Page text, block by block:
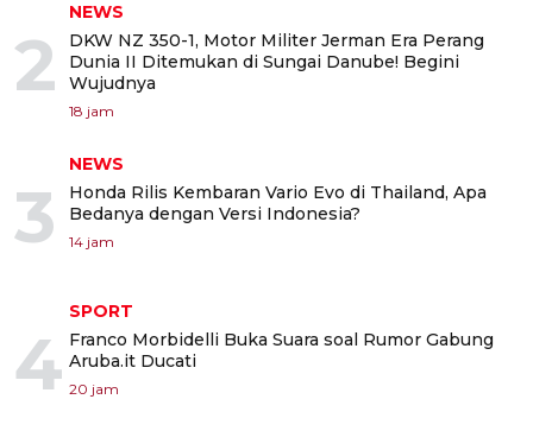
2
NEWS
DKW NZ 350-1, Motor Militer Jerman Era Perang
Dunia II Ditemukan di Sungai Danube! Begini
Wujudnya
18 jam
3
NEWS
Honda Rilis Kembaran Vario Evo di Thailand, Apa
Bedanya dengan Versi Indonesia?
14 jam
4
SPORT
Franco Morbidelli Buka Suara soal Rumor Gabung
Aruba.it Ducati
20 jam